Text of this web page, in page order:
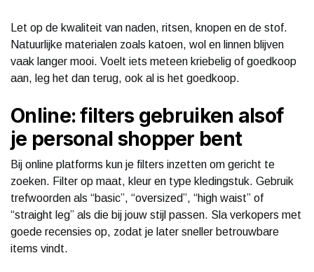
Let op de kwaliteit van naden, ritsen, knopen en de stof.
Natuurlijke materialen zoals katoen, wol en linnen blijven
vaak langer mooi. Voelt iets meteen kriebelig of goedkoop
aan, leg het dan terug, ook al is het goedkoop.
Online: filters gebruiken alsof
je personal shopper bent
Bij online platforms kun je filters inzetten om gericht te
zoeken. Filter op maat, kleur en type kledingstuk. Gebruik
trefwoorden als “basic”, “oversized”, “high waist” of
“straight leg” als die bij jouw stijl passen. Sla verkopers met
goede recensies op, zodat je later sneller betrouwbare
items vindt.